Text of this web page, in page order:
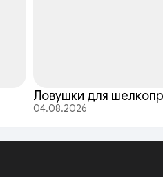
Ловушки для
04.08.2026